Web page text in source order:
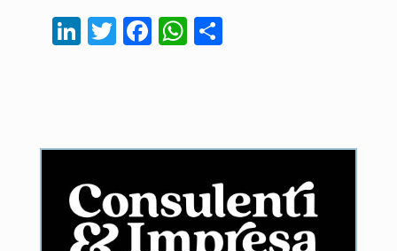
LinkedIn
Twitter
Facebook
WhatsApp
Condividi